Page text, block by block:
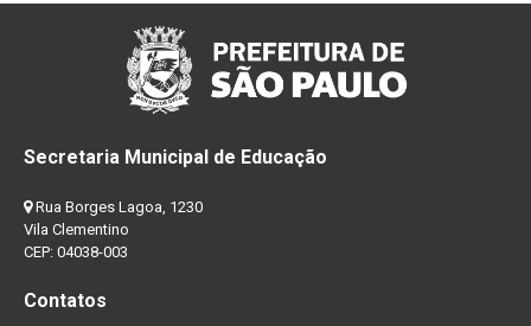
Secretaria Municipal de Educação
Rua Borges Lagoa, 1230
Vila Clementino
CEP: 04038-003
Contatos